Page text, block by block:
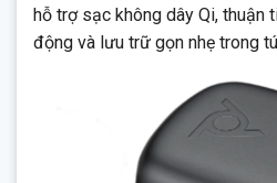
hỗ trợ sạc không dây Qi, thuận
động và lưu trữ gọn nhẹ trong